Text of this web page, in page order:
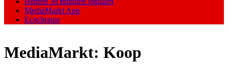
MediaMarkt App
Ecocheque
MediaMarkt: Koop